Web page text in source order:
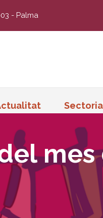
- Palma
mes